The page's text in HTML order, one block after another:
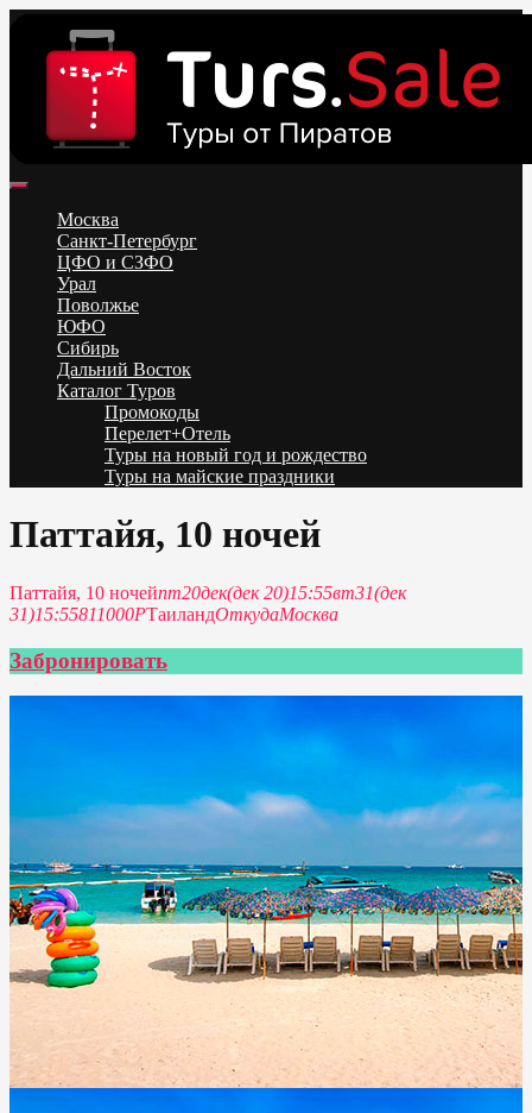
content
Низкие цены на путевки 3-7-10 ночей все включено, отдых на
море. Распродажа экскурсионных и горнолыжных туров.
Обновление каждый день. Официальный сайт Тур Сейл
Москва
Санкт-Петербург
ЦФО и СЗФО
Урал
Поволжье
ЮФО
Сибирь
Дальний Восток
Каталог Туров
Промокоды
Перелет+Отель
Туры на новый год и рождество
Туры на майские праздники
Паттайя, 10 ночей
Паттайя, 10 ночейпт20дек(дек 20)15:55вт31(дек
31)15:55811000РТаиландОткудаМосква
Забронировать